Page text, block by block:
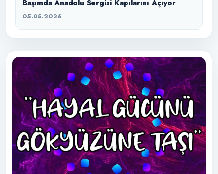
Başımda Anadolu Sergisi Kapılarını Açıyor
05.05.2026